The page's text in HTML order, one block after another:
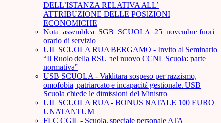
DELL’ISTANZA RELATIVA ALL’
ATTRIBUZIONE DELLE POSIZIONI
ECONOMICHE
Nota_assemblea_SGB_SCUOLA_25_novembre fuori
orario di servizio
UIL SCUOLA RUA BERGAMO - Invito al Seminario
“Il Ruolo della RSU nel nuovo CCNL Scuola: parte
normativa”
USB SCUOLA - Valditara sospeso per razzismo,
omofobia, patriarcato e incapacità gestionale. USB
Scuola chiede le dimissioni del Ministro
UIL SCUOLA RUA - BONUS NATALE 100 EURO
UNATANTUM
FLC CGIL - Scuola, speciale personale ATA